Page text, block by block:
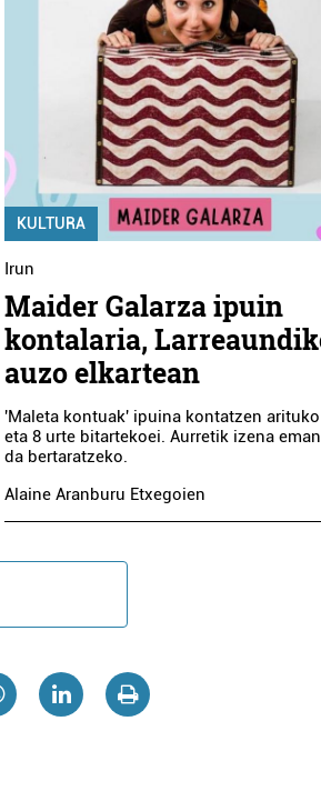
KULTURA
Irun
Maider Galarza ipuin
kontalaria,
auzo elkartean
'Maleta kontuak' ipuina kontatzen
eta 8 urte bitartekoei. Aurretik izena
da bertaratzeko.
Alaine Aranburu Etxegoien